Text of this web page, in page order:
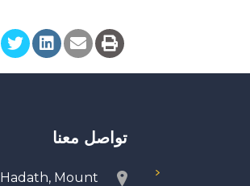
تواصل معنا
Hadath, Mount